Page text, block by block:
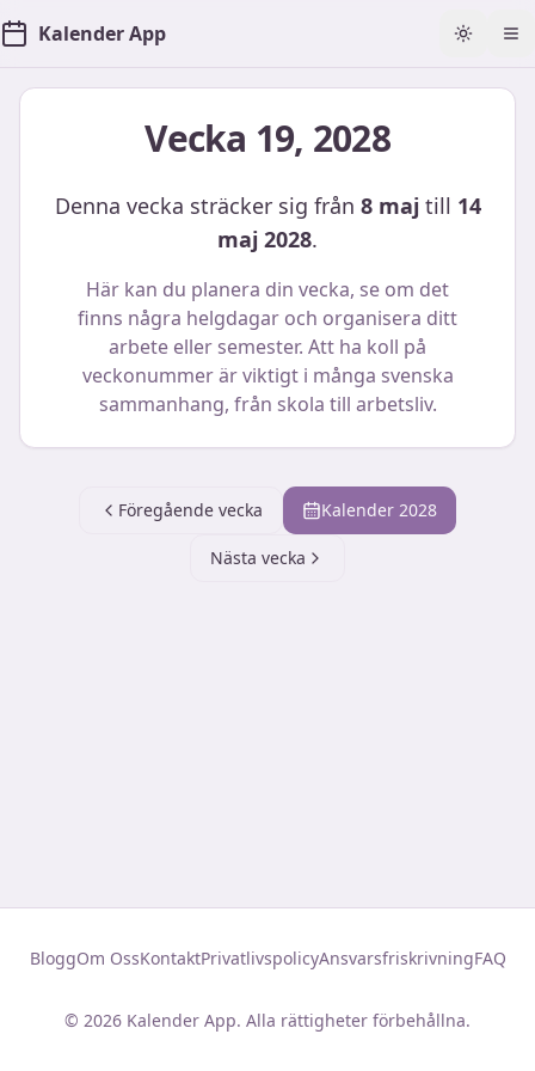
Kalender App Toggle
Vecka 19, 2028
Denna vecka sträcker sig från 8 maj till 14
maj 2028.
Här kan du planera din vecka, se om det
finns några helgdagar och organisera ditt
arbete eller semester. Att ha koll på
veckonummer är viktigt i många svenska
sammanhang, från skola till arbetsliv.
Föregående vecka Kalender 2028
Nästa vecka
BloggOm OssKontaktPrivatlivspolicyAnsvarsfriskrivningFAQ
© 2026 Kalender App. Alla rättigheter förbehållna.